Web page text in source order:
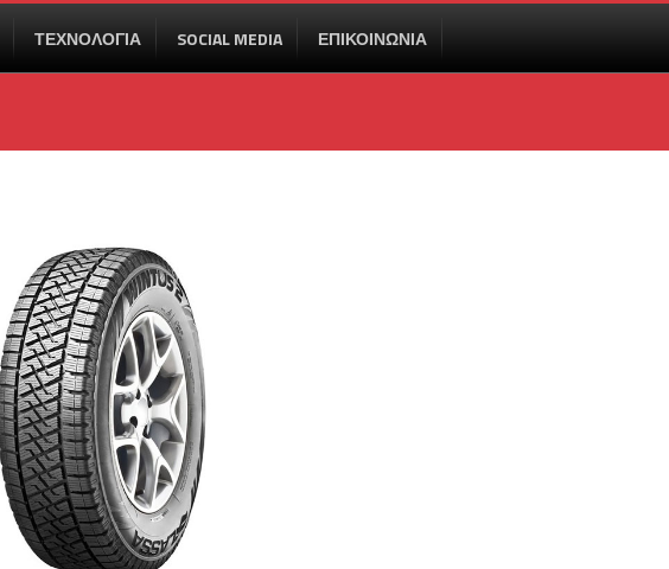
ΤΕΧΝΟΛΟΓΙΑ SOCIAL MEDIA ΕΠΙΚΟΙΝΩΝΙΑ